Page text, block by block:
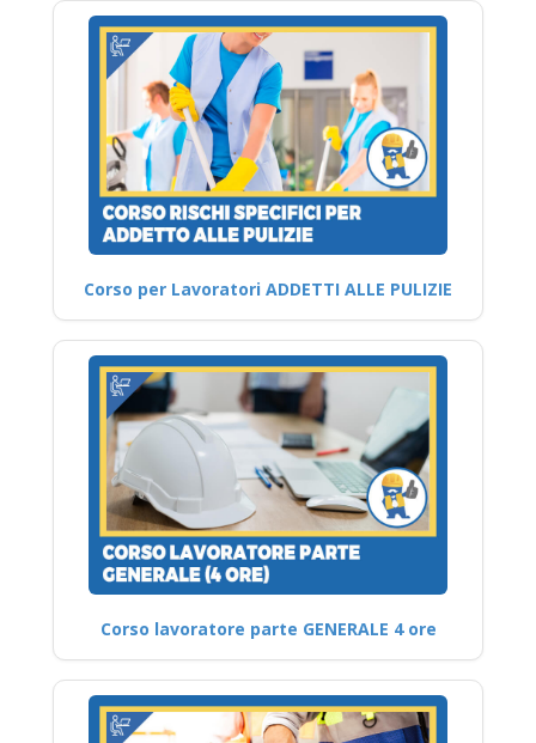
Corso per Lavoratori ADDETTI ALLE PULIZIE
Corso lavoratore parte GENERALE 4 ore